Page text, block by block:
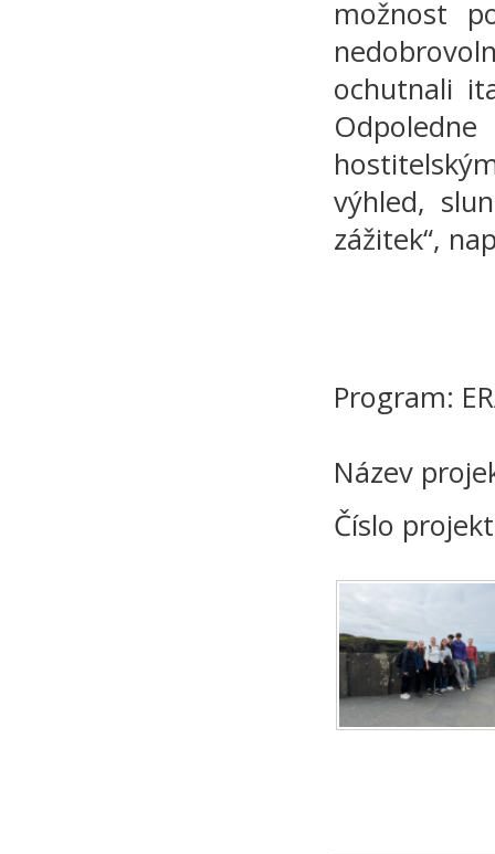
možnost
ochutnali
výhled,
zážitek“,
Program:
Název
Číslo